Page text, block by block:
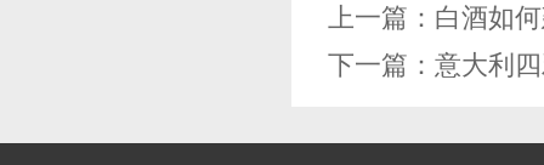
上一篇： 白酒如
下一篇： 意大利